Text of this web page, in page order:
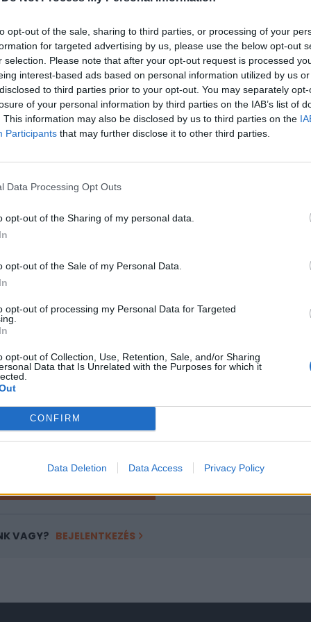
opt-out of the sale, sharing to third parties, or processing of your
for targeted advertising by us, please use the below opt-out
selection. Please note that after your opt-out request is processed
interest-based ads based on personal information utilized by us
to third parties prior to your opt-out. You may separately
of your personal information by third parties on the IAB’s list of
This information may also be disclosed by us to third parties on the
Participants that may further disclose it to other third parties.
Data Processing Opt Outs
opt-out of the Sharing of my personal data.
opt-out of the Sale of my Personal Data.
opt-out of processing my Personal Data for Targeted
opt-out of Collection, Use, Retention, Sale, and/or Sharing
Data that Is Unrelated with the Purposes for which it
CONFIRM
Data Deletion Data Access Privacy Policy
az MKB szanálásától és vevőkeresésétől hangos,
az egyik első fecske a magyar nagybankok között,
számlavezető rendszerének lecserélésére. Ez egy
egy évig tartó projekt, ami rengeteg munkával jár.
helyettes a Portfolio-nak elárulta, pár éven belül
egy nagyobb akvizíciót is képes lesz jóval
MKB-nál már tavaly végignézték a szállítók
meg az alaprendszer cseréjének részleteit: ez azt jelenti,
folyamatokat cserélnek le, és melyeket tartanak...
portfolio.hu hírarchívumához tartozik, melynek olvasása
cikkarchívum
elmúlt 2 év napon belüli
VAGY? BEJELENTKEZÉS